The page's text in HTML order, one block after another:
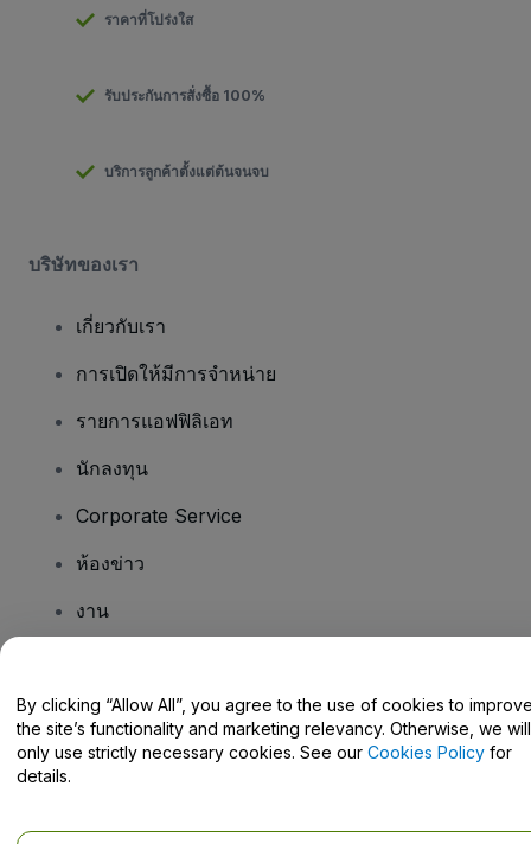
ราคาที่โปร่งใส
รับประกันการสั่งซื้อ 100%
บริการลูกค้าตั้งแต่ต้นจนจบ
บริษัทของเรา
เกี่ยวกับเรา
การเปิดให้มีการจำหน่าย
รายการแอฟฟิลิเอท
นักลงทุน
Corporate Service
ห้องข่าว
งาน
Help Centre / Contact Us
By clicking “Allow All”, you agree to the use of cookies to
the site’s functionality and marketing relevancy. Otherwise, we will
only use strictly necessary cookies. See our Cookies Policy for
details.